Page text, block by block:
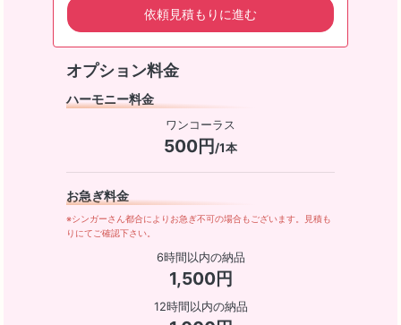
依頼見積もりに進む
オプション料金
ハーモニー料金
ワンコーラス
500円/1本
お急ぎ料金
※シンガーさん都合によりお急ぎ不可の場合もございます。見積も
りにてご確認下さい。
6時間以内の納品
1,500円
12時間以内の納品